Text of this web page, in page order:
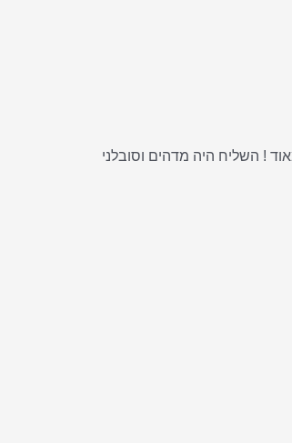
ב 100 ש"ח , אתם אלופים שמחתם אותנו מאוד ! השליח היה מדהים וסובלני